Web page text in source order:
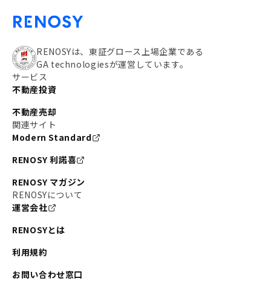
RENOSYは、東証グロース上場企業である
GA technologiesが運営しています。
サービス
不動産投資
不動産売却
関連サイト
Modern Standard
RENOSY 利諾喜
RENOSY マガジン
RENOSYについて
運営会社
RENOSYとは
利用規約
お問い合わせ窓口